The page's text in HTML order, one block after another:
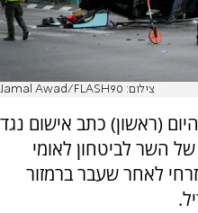
צילום: Jamal Awad/FLASH90
(ראשון) כתב אישום נגד
השר לביטחון לאומי
לאחר שעבר ברמזור